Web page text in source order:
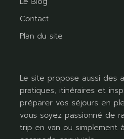
Contact
Plan du site
Le site propose aussi des
pratiques, itinéraires et
préparer vos séjours en
vous soyez passionné de
trip en van ou simplement